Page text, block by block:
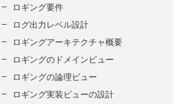
ロギング要件
ログ出力レベル設計
ロギングアーキテクチャ概要
ロギングのドメインビュー
ロギングの論理ビュー
ロギング実装ビューの設計